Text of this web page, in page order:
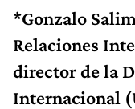
*Gonzalo
Relaciones
director de la
Internacional